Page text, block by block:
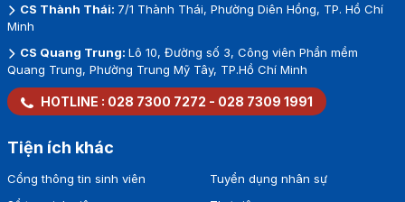
CS Thành Thái: 7/1 Thành Thái, Phường Diên Hồng, TP. Hồ Chí
Minh
CS Quang Trung: Lô 10, Đường số 3, Công viên Phần mềm
Quang Trung, Phường Trung Mỹ Tây, TP.Hồ Chí Minh
HOTLINE : 028 7300 7272 - 028 7309 1991
Tiện ích khác
Cổng thông tin sinh viên
Tuyển dụng nhân sự